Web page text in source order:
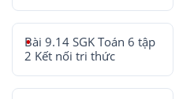
Bài 9.14 SGK Toán 6 tập
2 Kết nối tri thức